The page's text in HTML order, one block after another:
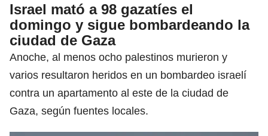
Israel mató a 98 gazatíes el
domingo y sigue bombardeando la
ciudad de Gaza
Anoche, al menos ocho palestinos murieron y
varios resultaron heridos en un bombardeo israelí
contra un apartamento al este de la ciudad de
Gaza, según fuentes locales.